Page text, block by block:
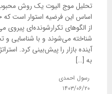
تحلیل موج الیوت یک روش
اساس این فرضیه استوار است که
از الگوهای تکرارشونده‌ای پیروی
شناخته می‌شوند و با شناسایی
آینده بازار را پیش‌بینی کرد.
به […]
رسول احمدی
۱۴۰۳/۰۶/۲۰